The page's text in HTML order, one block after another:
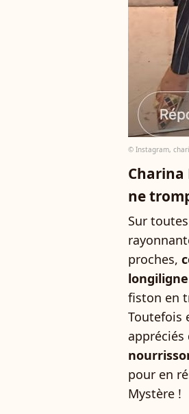
© Instagram,
Charina
ne
Sur
proches,
fiston en
Toutefois
appréciés
pour en
Mystère !